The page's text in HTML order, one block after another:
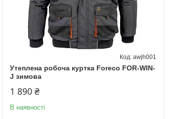
Утеплена робоча куртка Foreco FOR-WIN-
J зимова
awjh001
1 890 ₴
В наявності